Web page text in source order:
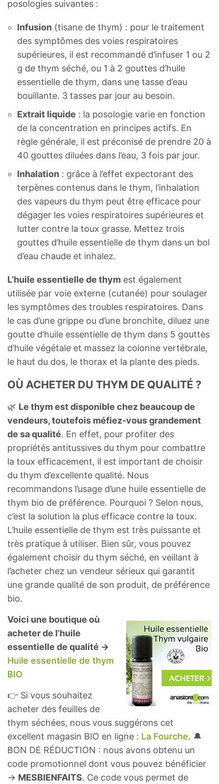
posologies suivantes :
Infusion (tisane de thym) : pour le traitement
des symptômes des voies respiratoires
supérieures, il est recommandé d’infuser 1 ou 2
g de thym séché, ou 1 à 2 gouttes d’huile
essentielle de thym, dans une tasse d’eau
bouillante. 3 tasses par jour au besoin.
Extrait liquide : la posologie varie en fonction
de la concentration en principes actifs. En
règle générale, il est préconisé de prendre 20 à
40 gouttes diluées dans l’eau, 3 fois par jour.
Inhalation : grâce à l’effet expectorant des
terpènes contenus dans le thym, l’inhalation
des vapeurs du thym peut être efficace pour
dégager les voies respiratoires supérieures et
lutter contre la toux grasse. Mettez trois
gouttes d’huile essentielle de thym dans un bol
d’eau chaude et inhalez.
L’huile essentielle de thym est également
utilisée par voie externe (cutanée) pour soulager
les symptômes des troubles respiratoires. Dans
le cas d’une grippe ou d’une bronchite, diluez une
goutte d’huile essentielle de thym dans 5 gouttes
d’huile végétale et massez la colonne vertébrale,
le haut du dos, le thorax et la plante des pieds.
OÙ ACHETER DU THYM DE QUALITÉ ?
🌿 Le thym est disponible chez beaucoup de
vendeurs, toutefois méfiez-vous grandement
de sa qualité. En effet, pour profiter des
propriétés antitussives du thym pour combattre
la toux efficacement, il est important de choisir
du thym d’excellente qualité. Nous
recommandons l’usage d’une huile essentielle de
thym bio de préférence. Pourquoi ? Selon nous,
c’est la solution la plus efficace contre la toux.
L’huile essentielle de thym est très puissante et
très pratique à utiliser. Bien sûr, vous pouvez
également choisir du thym séché, en veillant à
l’acheter chez un vendeur sérieux qui garantit
une grande qualité de son produit, de préférence
bio.
Voici une boutique où
acheter de l’huile
essentielle de qualité →
Huile essentielle de thym
BIO
👉 Si vous souhaitez
acheter des feuilles de
thym séchées, nous vous suggérons cet
excellent magasin BIO en ligne : La Fourche. 🔔
BON DE RÉDUCTION : nous avons obtenu un
code promotionnel dont vous pouvez bénéficier
→ MESBIENFAITS. Ce code vous permet de